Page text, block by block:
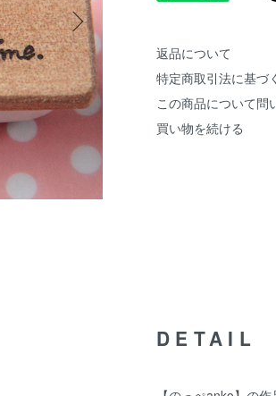
返品について
特定商取引法に基づ
この商品について問
買い物を続ける
DETAIL